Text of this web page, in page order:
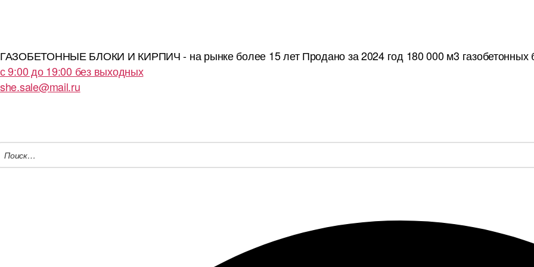
ГАЗОБЕТОННЫЕ БЛОКИ И КИРПИЧ - на рынке более 15 летПродано за 2024 год 180 000 м3 газобетонных
с 9:00 до 19:00 без выходных
she.sale@mail.ru